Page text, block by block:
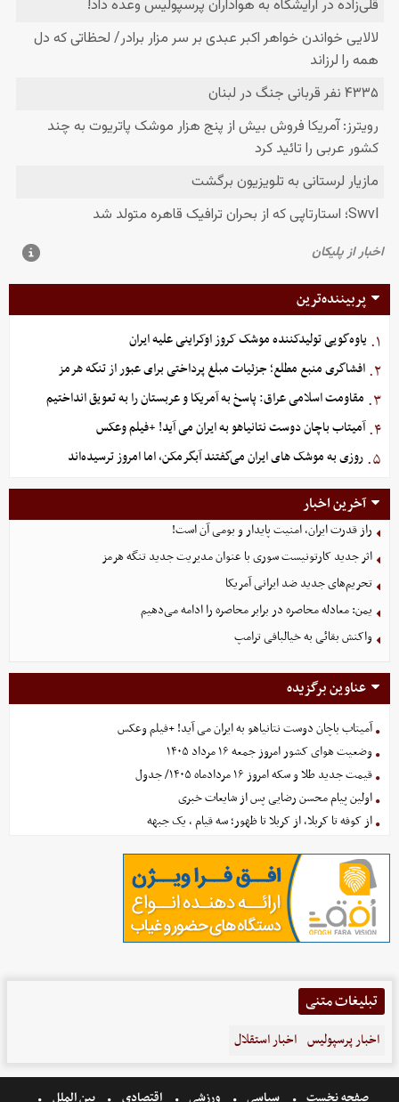
پربیننده‌ترین
۱. یاوه‌گویی تولیدکننده موشک کروز اوکراینی علیه ایران
۲. افشاگری منبع مطلع؛ جزئیات مبلغ پرداختی برای عبور از تنگه هرمز
۳. مقاومت اسلامی عراق: پاسخ به آمریکا و عربستان را به تعویق انداختیم
۴. آمیتاب باچان دوست نتانیاهو به ایران می آید! +فیلم وعکس
۵. روزی به موشک‌ های ایران می‌گفتند آبگرمکن، اما امروز ترسیده‌اند
آخرین اخبار
راز قدرت ایران، امنیت پایدار و بومی آن است!
اثر جدید کارتونیست سوری با عنوان مدیریت جدید تنگه هرمز
تحریم‌های جدید ضد ایرانی آمریکا
یمن: معادله محاصره در برابر محاصره را ادامه می‌دهیم
واکنش بقائی به خیالبافی ترامپ
عناوین برگزیده
آمیتاب باچان دوست نتانیاهو به ایران می آید! +فیلم وعکس
وضعیت هوای کشور امروز جمعه ۱۶ مرداد ۱۴۰۵
قیمت جدید طلا و سکه امروز ۱۶ مردادماه ۱۴۰۵/ جدول
اولین پیام محسن رضایی پس از شایعات خبری
از کوفه تا کربلا، از کربلا تا ظهور؛ سه قیام ، یک جبهه
تبلیغات متنی
اخبار پرسپولیس اخبار استقلال
صفحه نخست سیاسی ورزشی اقتصادی بین الملل